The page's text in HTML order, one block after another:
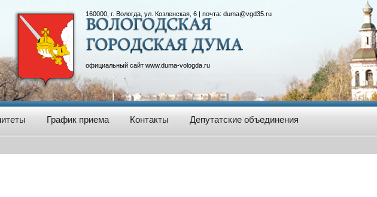
160000, г. Вологда, ул. Козленская, 6 | почта: duma@vgd35.ru
официальный сайт www.duma-vologda.ru
График приема Контакты Депутатские объединения